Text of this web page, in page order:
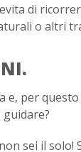
di
o altri
e, per
sei il solo!